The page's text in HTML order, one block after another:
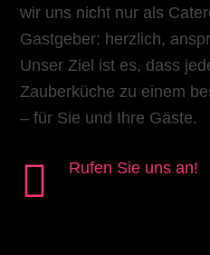
wir uns nicht nur als
Gastgeber: herzlich,
Unser Ziel ist es, dass
Zauberküche zu einem
– für Sie und Ihre Gäste.
 Rufen Sie uns an!